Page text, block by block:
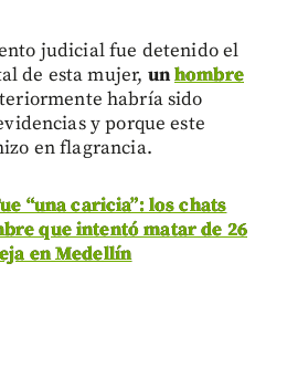
judicial fue detenido el
de esta mujer, unhombre
habría sido
y porque este
en flagrancia.
“una caricia”: los chats
que intentó matar de 26
en Medellín